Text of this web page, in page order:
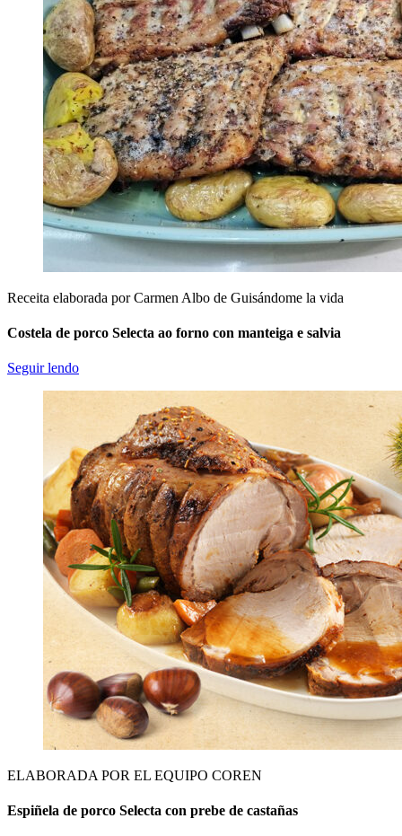
Receita elaborada por Carmen Albo de Guisándome la vida
Costela de porco Selecta ao forno con manteiga e salvia
Seguir lendo
ELABORADA POR EL EQUIPO COREN
Espiñela de porco Selecta con prebe de castañas